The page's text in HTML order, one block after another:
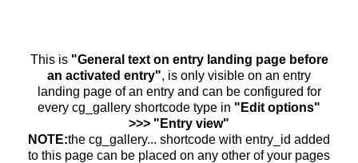
This is "General text on entry landing page before
an activated entry", is only visible on an entry
landing page of an entry and can be configured for
every cg_gallery shortcode type in "Edit options"
>>> "Entry view"
NOTE:the cg_gallery... shortcode with entry_id added
to this page can be placed on any other of your pages